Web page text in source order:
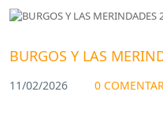
BURGOS Y LAS
11/02/2026 0